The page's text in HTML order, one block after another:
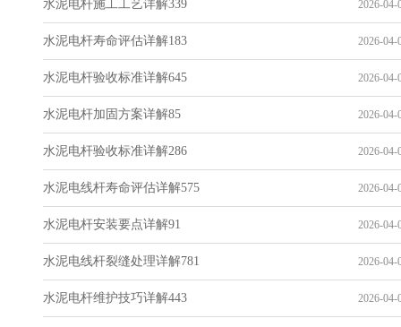
水泥电杆施工工艺详解339 2026-04-
水泥电杆寿命评估详解183 2026-04-
水泥电杆验收标准详解645 2026-04-
水泥电杆加固方案详解85 2026-04-
水泥电杆验收标准详解286 2026-04-
水泥电线杆寿命评估详解575 2026-04-
水泥电杆安装要点详解91 2026-04-
水泥电线杆裂缝处理详解781 2026-04-
水泥电杆维护技巧详解443 2026-04-